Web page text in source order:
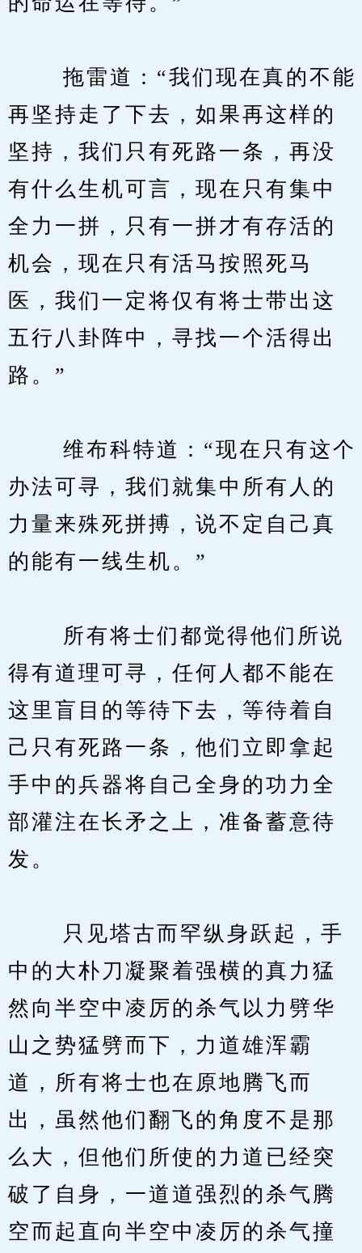
拖雷道：“我们现在真的不能
再坚持走了下去，如果再这样的
坚持，我们只有死路一条，再没
有什么生机可言，现在只有集中
全力一拼，只有一拼才有存活的
机会，现在只有活马按照死马
医，我们一定将仅有将士带出这
五行八卦阵中，寻找一个活得出
路。”
维布科特道：“现在只有这个
办法可寻，我们就集中所有人的
力量来殊死拼搏，说不定自己真
的能有一线生机。”
所有将士们都觉得他们所说
得有道理可寻，任何人都不能在
这里盲目的等待下去，等待着自
己只有死路一条，他们立即拿起
手中的兵器将自己全身的功力全
部灌注在长矛之上，准备蓄意待
发。
只见塔古而罕纵身跃起，手
中的大朴刀凝聚着强横的真力猛
然向半空中凌厉的杀气以力劈华
山之势猛劈而下，力道雄浑霸
道，所有将士也在原地腾飞而
出，虽然他们翻飞的角度不是那
么大，但他们所使的力道已经突
破了自身，一道道强烈的杀气腾
空而起直向半空中凌厉的杀气撞